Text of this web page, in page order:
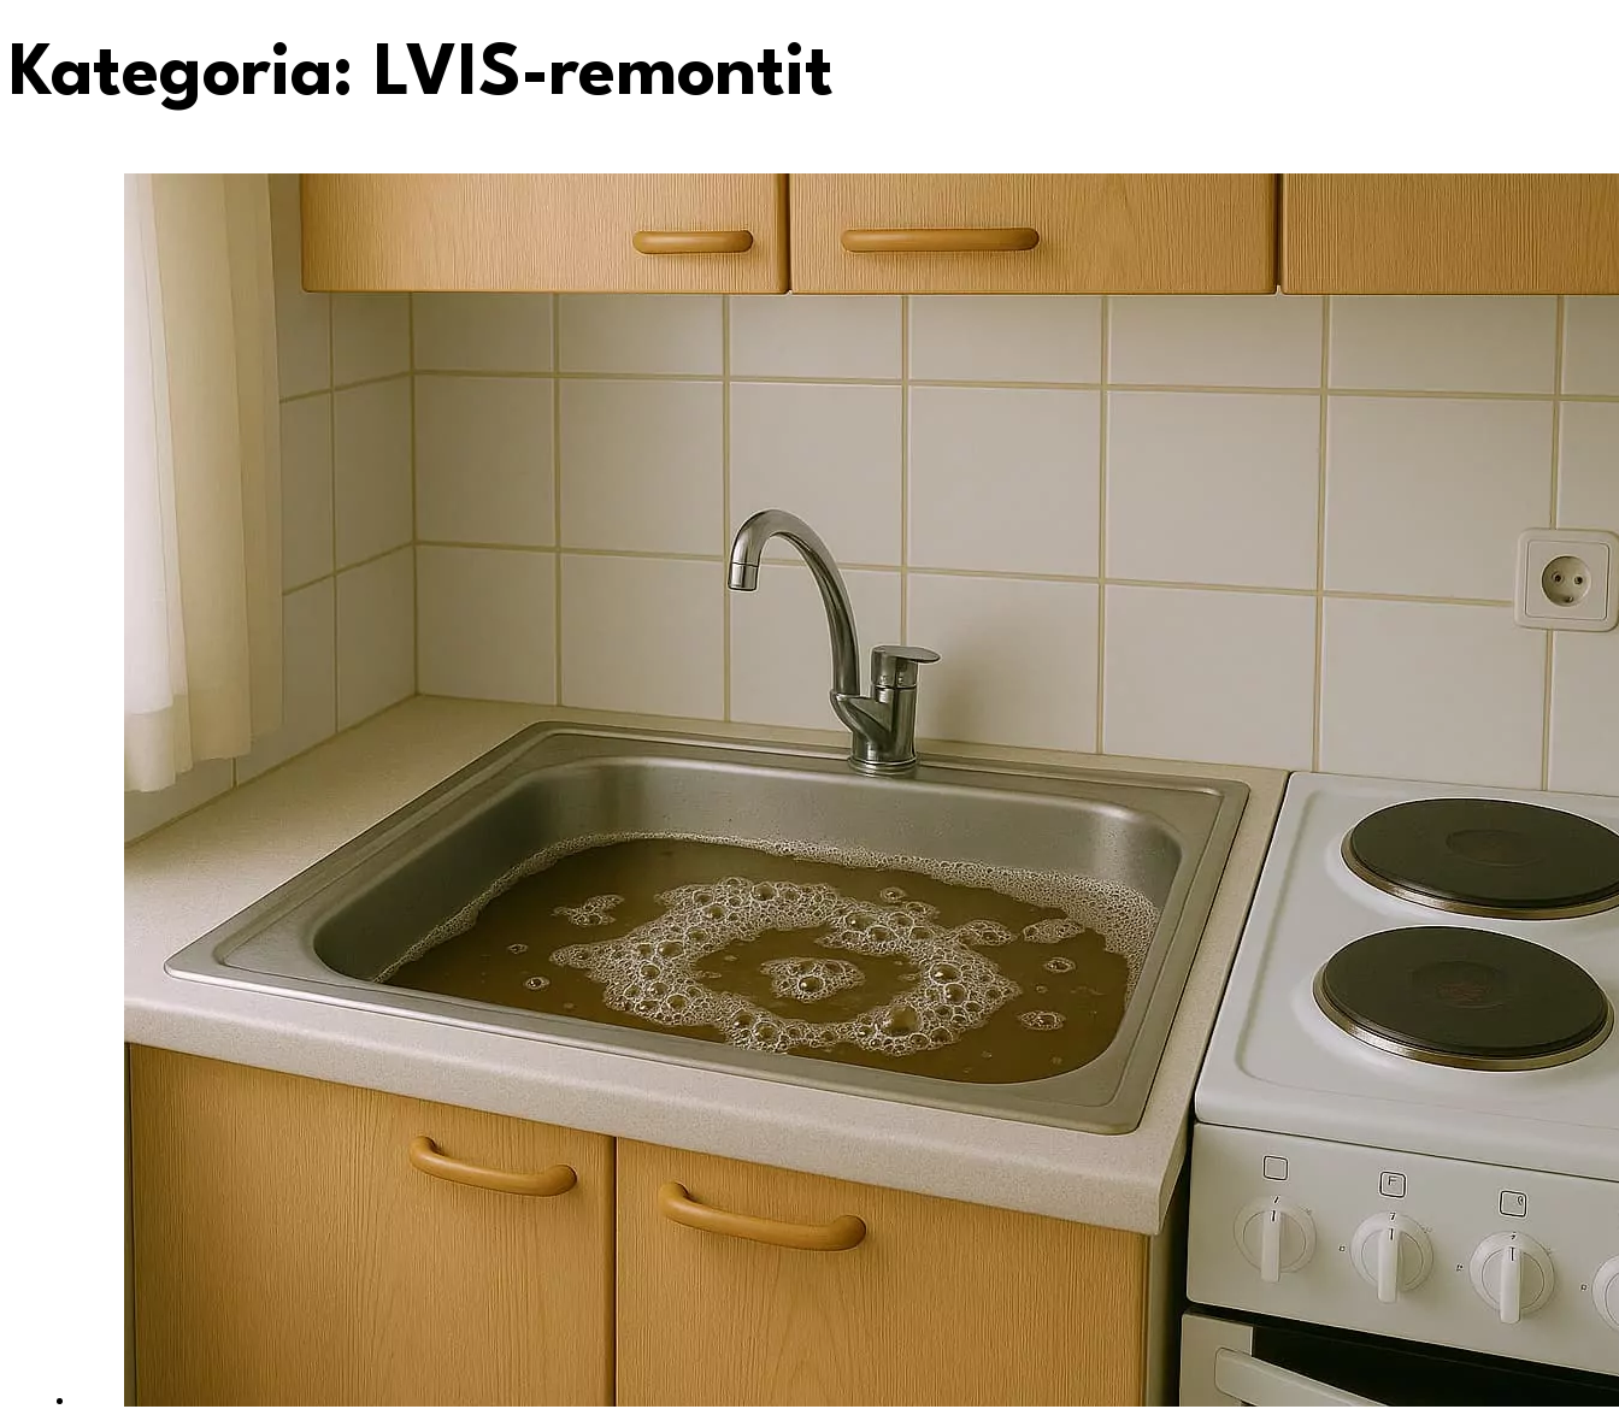
Kategoria: LVIS-remontit